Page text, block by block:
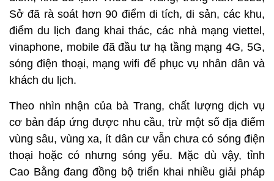
Sở đã rà soát hơn 90 điểm di tích, di sản, các khu,
điểm du lịch đang khai thác, các nhà mạng viettel,
vinaphone, mobile đã đầu tư hạ tầng mạng 4G, 5G,
sóng điện thoại, mạng wifi để phục vụ nhân dân và
khách du lịch.
Theo nhìn nhận của bà Trang, chất lượng dịch vụ
cơ bản đáp ứng được nhu cầu, trừ một số địa điểm
vùng sâu, vùng xa, ít dân cư vẫn chưa có sóng điện
thoại hoặc có nhưng sóng yếu. Mặc dù vậy, tỉnh
Cao Bằng đang đồng bộ triển khai nhiều giải pháp